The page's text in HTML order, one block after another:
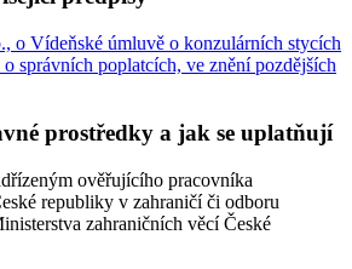
o Vídeňské úmluvě o konzulárních stycích
správních poplatcích, ve znění pozdějších
prostředky a jak se uplatňují
ověřujícího pracovníka
republiky v zahraničí či odboru
zahraničních věcí České